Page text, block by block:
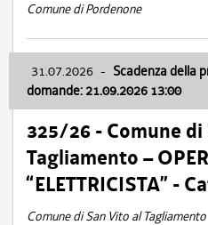
Comune di Pordenone
31.07.2026 - Scadenza della
domande: 21.09.2026 13:00
325/26 - Comune
Tagliamento –
“ELETTRICISTA” -
Comune di San Vito al Tagliamento